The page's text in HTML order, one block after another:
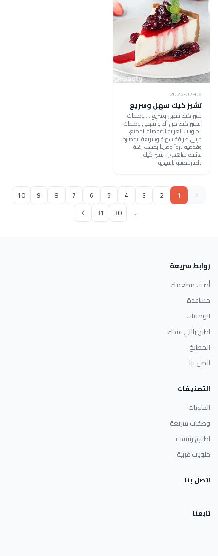
2026-07-08
تشيز كيك سهل وسريع
تشيز كيك سهل وسريع ... وصفات
التشيز كيك من ألذ وأشهى وصفات
الحلويات الغربية المفضلة للجميع،
جربي طريقة سهلة وسريعة لتحضيره
وقدميه بارداً ومزيناً بحسب رغبة
عائلتك شاهدي: تشيز كيك
بالمارشميلو بالفيديو
1
2
3
4
5
6
7
8
9
10
...
30
31
روابط سريعة
أضف مطعمك
مساعدة
الوصفات
اطبخ باللي عندك
المطابخ
اتصل بنا
التصنيفات
الحلويات
وصفات سريعة
اطباق رئيسية
حلويات غربية
اتصل بنا
تابعنا